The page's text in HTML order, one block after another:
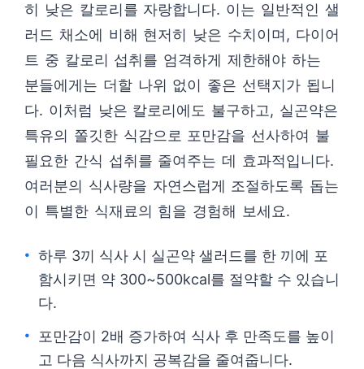
히 낮은 칼로리를 자랑합니다. 이는 일반적인 샐
러드 채소에 비해 현저히 낮은 수치이며, 다이어
트 중 칼로리 섭취를 엄격하게 제한해야 하는
분들에게는 더할 나위 없이 좋은 선택지가 됩니
다. 이처럼 낮은 칼로리에도 불구하고, 실곤약은
특유의 쫄깃한 식감으로 포만감을 선사하여 불
필요한 간식 섭취를 줄여주는 데 효과적입니다.
여러분의 식사량을 자연스럽게 조절하도록 돕는
이 특별한 식재료의 힘을 경험해 보세요.
하루 3끼 식사 시 실곤약 샐러드를 한 끼에 포
함시키면 약 300~500kcal를 절약할 수 있습니
다.
포만감이 2배 증가하여 식사 후 만족도를 높이
고 다음 식사까지 공복감을 줄여줍니다.